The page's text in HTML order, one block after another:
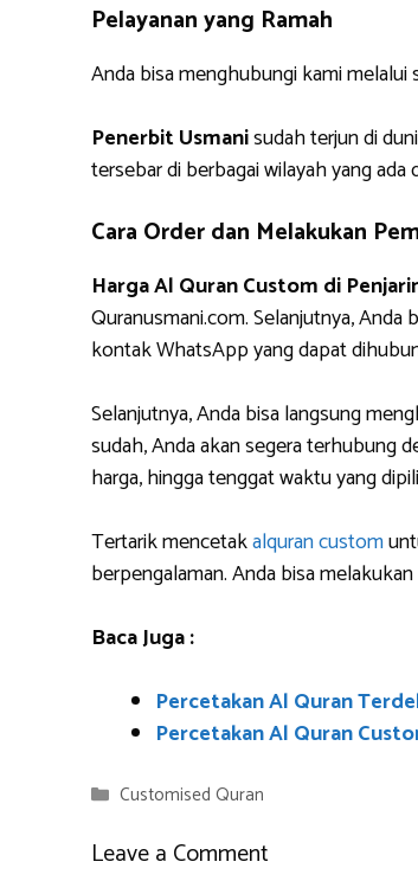
Pelayanan yang Ramah
Anda bisa menghubungi kami
Penerbit Usmanisudah terjun di
tersebar di berbagai wilayah yang ada
Cara Order dan Melakukan
Harga Al Quran Custom di
Quranusmani.com. Selanjutnya,
kontak WhatsApp yang dapat
Selanjutnya, Anda bisa langsung
sudah, Anda akan segera terhubung
harga, hingga tenggat waktu yang
Tertarik mencetakalquran custom
berpengalaman. Anda bisa
Baca Juga :
Percetakan Al Quran
Percetakan Al Quran
Categories
Customised Quran
Leave a Comment